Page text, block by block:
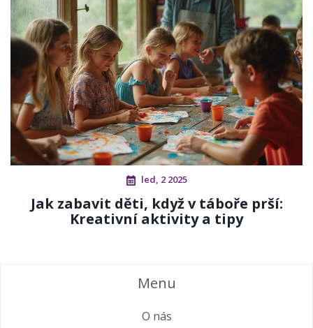
led, 2 2025
Jak zabavit děti, když v táboře prší:
Kreativní aktivity a tipy
Menu
O nás